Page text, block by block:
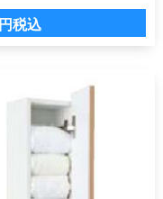
円税込